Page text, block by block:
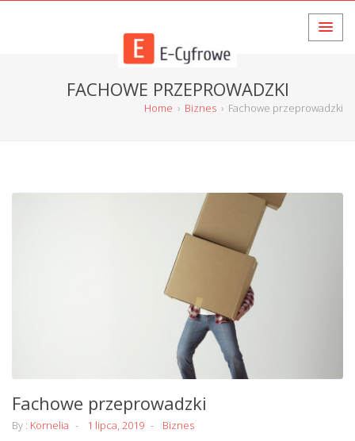
FACHOWE PRZEPROWADZKI
Home › Biznes › Fachowe przeprowadzki
Fachowe przeprowadzki
By : Kornelia 1 lipca, 2019 Biznes